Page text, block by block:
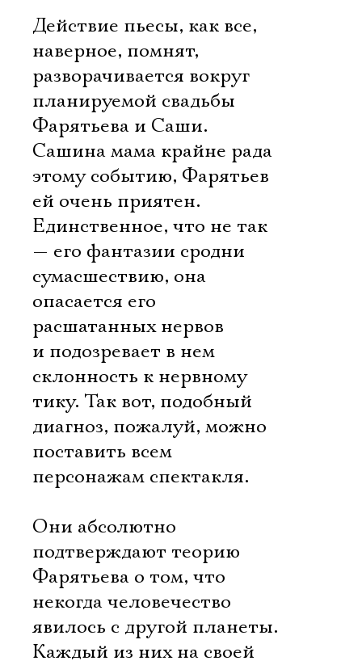
Действие пьесы, как все,
наверное, помнят,
разворачивается вокруг
планируемой свадьбы
Фарятьева и Саши.
Сашина мама крайне рада
этому событию, Фарятьев
ей очень приятен.
Единственное, что не так
— его фантазии сродни
сумасшествию, она
опасается его
расшатанных нервов
и подозревает в нем
склонность к нервному
тику. Так вот, подобный
диагноз, пожалуй, можно
поставить всем
персонажам спектакля.
Они абсолютно
подтверждают теорию
Фарятьева о том, что
некогда человечество
явилось с другой планеты.
Каждый из них на своей